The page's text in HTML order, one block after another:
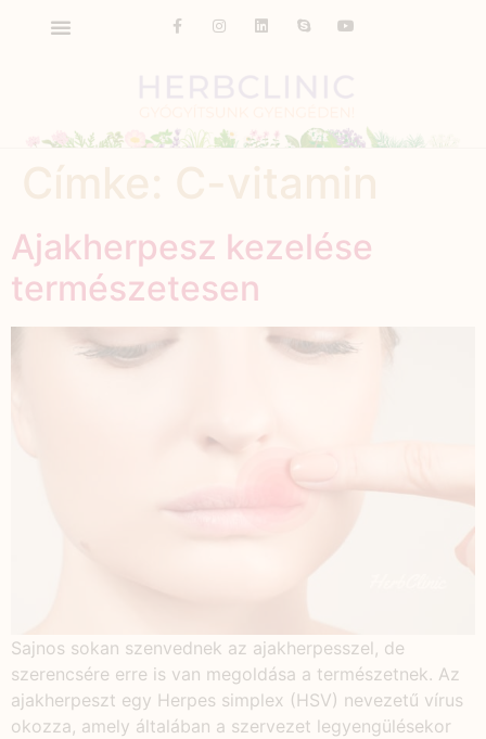
Ajakherpesz kezelése
természetesen
Sajnos sokan szenvednek az ajakherpesszel, de
szerencsére erre is van megoldása a természetnek. Az
ajakherpeszt egy Herpes simplex (HSV) nevezetű vírus
okozza, amely általában a szervezet legyengülésekor